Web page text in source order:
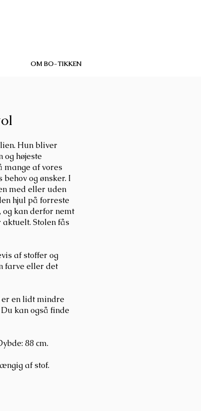
OM BO-TIKKEN
Hun bliver
højeste
mange af vores
og ønsker. I
med eller uden
hjul på forreste
kan derfor nemt
Stolen fås
af stoffer og
farve eller det
en lidt mindre
Du kan også finde
88 cm.
af stof.